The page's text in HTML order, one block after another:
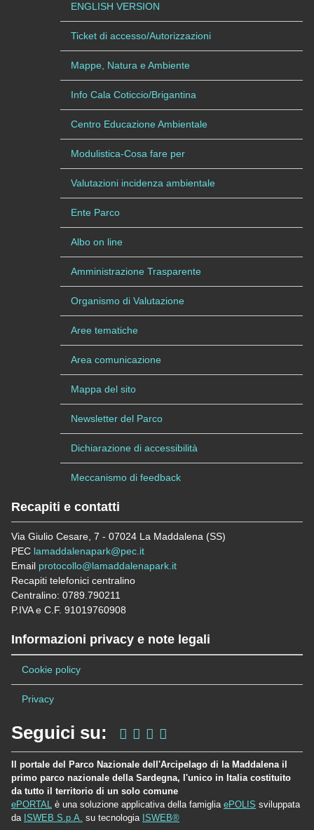
ENGLISH VERSION
Ticket di accesso/Autorizzazioni
Mappe, Natura e Ambiente
Info Cala Coticcio/Brigantina
Centro Educazione Ambientale
Modulistica-Cosa fare per
Valutazioni incidenza ambientale
Ente Parco
Albo on line
Amministrazione Trasparente
Organismo di Valutazione
Aree tematiche
Area comunicazione
Mappa del sito
Newsletter del Parco
Dichiarazione di accessibilità
Meccanismo di feedback
Recapiti e contatti
Via Giulio Cesare, 7 - 07024 La Maddalena (SS)
PEC lamaddalenapark@pec.it
Email protocollo@lamaddalenapark.it
Recapiti telefonici centralino
Centralino: 0789.790211
P.IVA e C.F. 91019760908
Informazioni privacy e note legali
Cookie policy
Privacy
Seguici su:
Il portale del Parco Nazionale dell'Arcipelago di la Maddalena il
primo parco nazionale della Sardegna, l'unico in Italia costituito
da tutto il territorio di un solo comune
ePORTAL è una soluzione applicativa della famiglia ePOLIS sviluppata
da ISWEB S.p.A. su tecnologia ISWEB®